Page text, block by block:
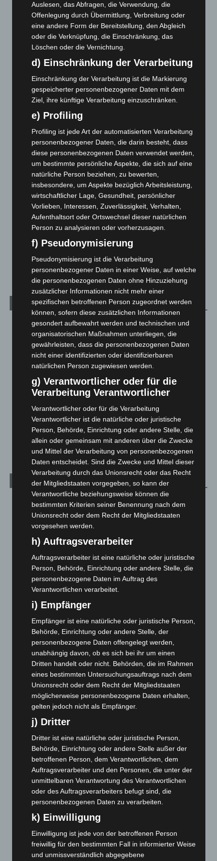
A2: Zweite Turbobaustelle startet zwischen Hannover-West
und Bothfeld
8. August 2026
Niedersachsen: Feuerwehrkräfte kehren nach
Waldbrandeinsatz aus Spanien zurück
7. August 2026
Hannover: Erste Tigermücken-Population in Niedersachsen
entdeckt
7. August 2026
Brand im „Haus der Begegnung“ in Neuwarmbüchen schnell
eingedämmt
6. August 2026
Region Hannover: 21 neue Notfallsanitäter starten beim
Mann läuft mit Hockeyschläger über A7 – Polizei sucht
Zeugen
5. August 2026
5. August 2026
Kategorien
Blaulicht
2.799
Corona-News
Hannover und Region
Langenhagen und Ortsteile
Leserbriefe
Menschen
Über uns
Veranstaltungen
1.888
1.271
Archiv
August 2026(14)
Juli 2026(73)
Juni 2026(139)
Mai 2026(99)
April 2026(99)
(115)
Februar 2026(109)
Januar 2026(122)
Dezember 2025 (103)
November 2025(114)
Oktober 2025(112)
September 2025(93)
August 2025(90)
Juli 2025 (90)
Juni 2025(103)
Mai 2025(112)
April 2025(88)
März 2025(111)
Februar 2025(96)
Januar 2025(88)
Dezember 2024(89)
November 2024(94)
Oktober 2024(93)
September 2024 (112)
August 2024 (107)
Auslesen, das Abfragen, die Verwendung, die
Offenlegung durch Übermittlung, Verbreitung oder
eine andere Form der Bereitstellung, den Abgleich
oder die Verknüpfung, die Einschränkung, das
Löschen oder die Vernichtung.
d) Einschränkung der Verarbeitung
Einschränkung der Verarbeitung ist die Markierung
gespeicherter personenbezogener Daten mit dem
Ziel, ihre künftige Verarbeitung einzuschränken.
e) Profiling
Profiling ist jede Art der automatisierten Verarbeitung
personenbezogener Daten, die darin besteht, dass
diese personenbezogenen Daten verwendet werden,
um bestimmte persönliche Aspekte, die sich auf eine
natürliche Person beziehen, zu bewerten,
insbesondere, um Aspekte bezüglich Arbeitsleistung,
wirtschaftlicher Lage, Gesundheit, persönlicher
Vorlieben, Interessen, Zuverlässigkeit, Verhalten,
Aufenthaltsort oder Ortswechsel dieser natürlichen
Person zu analysieren oder vorherzusagen.
f) Pseudonymisierung
Pseudonymisierung ist die Verarbeitung
personenbezogener Daten in einer Weise, auf welche
die personenbezogenen Daten ohne Hinzuziehung
zusätzlicher Informationen nicht mehr einer
spezifischen betroffenen Person zugeordnet werden
können, sofern diese zusätzlichen Informationen
gesondert aufbewahrt werden und technischen und
organisatorischen Maßnahmen unterliegen, die
gewährleisten, dass die personenbezogenen Daten
nicht einer identifizierten oder identifizierbaren
natürlichen Person zugewiesen werden.
g) Verantwortlicher oder für die
Verarbeitung Verantwortlicher
Verantwortlicher oder für die Verarbeitung
Verantwortlicher ist die natürliche oder juristische
Person, Behörde, Einrichtung oder andere Stelle, die
allein oder gemeinsam mit anderen über die Zwecke
und Mittel der Verarbeitung von personenbezogenen
Daten entscheidet. Sind die Zwecke und Mittel dieser
Verarbeitung durch das Unionsrecht oder das Recht
der Mitgliedstaaten vorgegeben, so kann der
Verantwortliche beziehungsweise können die
bestimmten Kriterien seiner Benennung nach dem
Unionsrecht oder dem Recht der Mitgliedstaaten
vorgesehen werden.
h) Auftragsverarbeiter
Auftragsverarbeiter ist eine natürliche oder juristische
Person, Behörde, Einrichtung oder andere Stelle, die
personenbezogene Daten im Auftrag des
Verantwortlichen verarbeitet.
i) Empfänger
Empfänger ist eine natürliche oder juristische Person,
Behörde, Einrichtung oder andere Stelle, der
personenbezogene Daten offengelegt werden,
unabhängig davon, ob es sich bei ihr um einen
Dritten handelt oder nicht. Behörden, die im Rahmen
eines bestimmten Untersuchungsauftrags nach dem
Unionsrecht oder dem Recht der Mitgliedstaaten
möglicherweise personenbezogene Daten erhalten,
gelten jedoch nicht als Empfänger.
j) Dritter
Dritter ist eine natürliche oder juristische Person,
Behörde, Einrichtung oder andere Stelle außer der
betroffenen Person, dem Verantwortlichen, dem
Auftragsverarbeiter und den Personen, die unter der
unmittelbaren Verantwortung des Verantwortlichen
oder des Auftragsverarbeiters befugt sind, die
personenbezogenen Daten zu verarbeiten.
k) Einwilligung
Einwilligung ist jede von der betroffenen Person
freiwillig für den bestimmten Fall in informierter Weise
und unmissverständlich abgegebene